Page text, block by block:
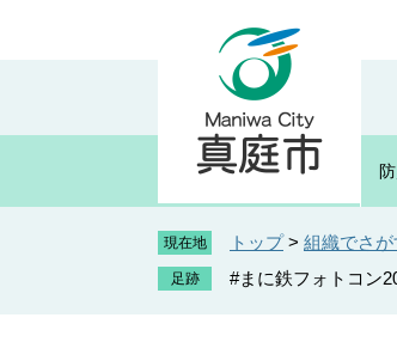
防
現在地 トップ > 組織でさが
#まに鉄フォトコン